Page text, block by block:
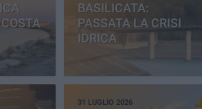
BASILICATA:
PASSATA LA CRISI
IDRICA
31 LUGLIO 2026